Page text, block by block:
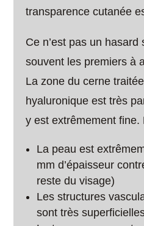
transparence cutanée
Ce n’est pas un
souvent les premiers à
La zone du cerne
hyaluronique est très
y est extrêmement fine.
La peau est
mm d’épaisseur
reste du visage)
Les structures
sont très